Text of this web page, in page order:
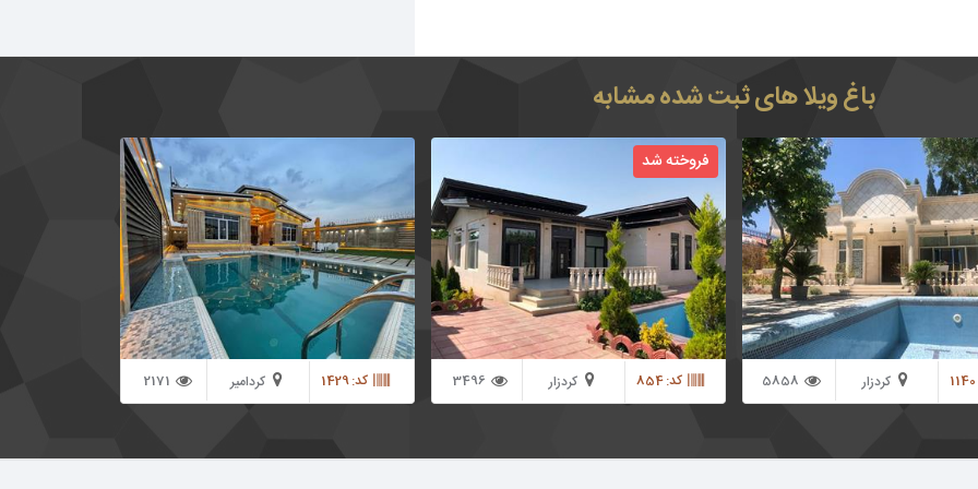
باغ ویلا های ثبت شده مشابه
1250 متر باغ با درختان کهن سال مثمر میوه در
منطقه ای کاملا باغ ویلایی و دسترسی مناسب در
غرب استان تهران 210 متر ویلا لوکس و نوساز که
طراحی و ساخته شده با بهترین متریال ساختمانی
که شامل فضا های زیر می باشد
کد: 1429 کردامیر 2171
فروخته شد
متر ویلای لوکس به همراه 2 اتاق خواب به صورت
مستر دارای استخری زیبا و مجهز به تمامی
تاسیسات در محوطه باغ
کد: 854 کردزار 3496
متر باغ ویلا لوکس در منطقه باغ ویلایی
کردزار شهریار *150 متر ویلا نوساز با دو اتاق خواب
*آشپزخانه بزرگ با کابینت های
رو میزی * سیستم گرمایش و سرمایش
هیزمی زیبا *پنجره های دو جداره
* انشعابات رفاهی کامل (آب برق
سازی زیبا و دلنشین یه همرا گل آرایی و
*استخر بزرگ در محوطه باغ ویلا با
تصفیه خانه و گرمکن *40 متر سرایداری مجزا در
ویلا قابل سکونت دائم سهمیه آب
از موتور خانه محلی سند تک برگ عرصه
انتقال به خریدار
کردزار 5858